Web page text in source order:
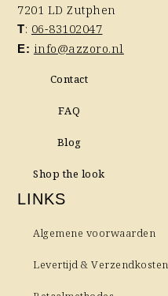
7201 LD Zutphen
T: 06-83102047
E: info@azzoro.nl
Contact
FAQ
Blog
Shop the look
LINKS
Algemene voorwaarden
Levertijd & Verzendkosten